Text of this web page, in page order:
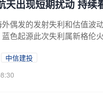
天出现短期扰动 持续
偶发的发射失利和估值波
色起源此次失利属新格伦
中信建投